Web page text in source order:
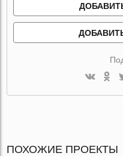
ПОХОЖИЕ ПРОЕКТЫ